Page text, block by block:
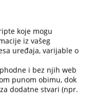
saobraćajne
licu
(1989.) i I.K. (1991.)
„Fingiranje 2“
koje mogu
iz vašeg
uređaja, varijable o
i bez njih web
punom obimu, dok
dodatne stvari (npr.